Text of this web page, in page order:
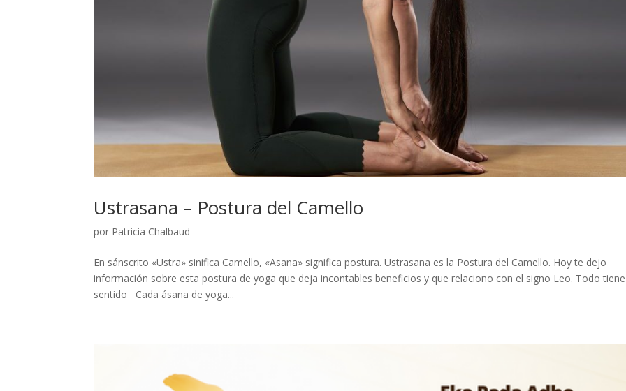
Ustrasana – Postura del Camello
por Patricia Chalbaud
En sánscrito «Ustra» sinifica Camello, «Asana» significa postura. Ustrasana es la Postura del Camello. Hoy te dejo
información sobre esta postura de yoga que deja incontables beneficios y que relaciono con el signo Leo. Todo
sentido Cada ásana de yoga...